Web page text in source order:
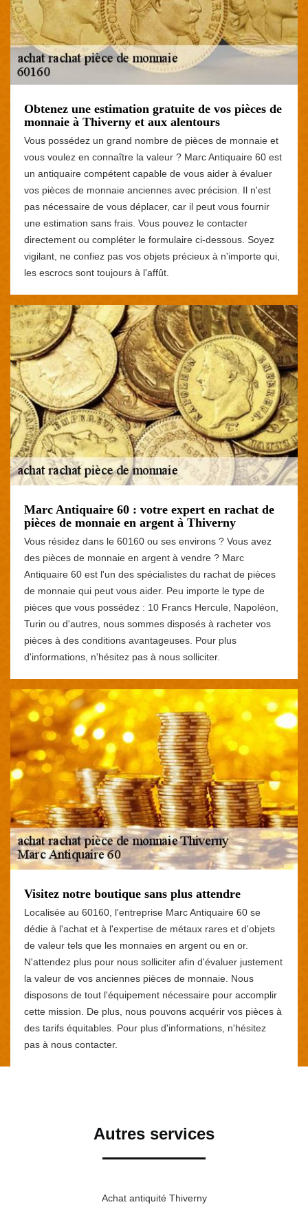
Obtenez une estimation gratuite de vos pièces de
monnaie à Thiverny et aux alentours
Vous possédez un grand nombre de pièces de monnaie et
vous voulez en connaître la valeur ? Marc Antiquaire 60 est
un antiquaire compétent capable de vous aider à évaluer
vos pièces de monnaie anciennes avec précision. Il n'est
pas nécessaire de vous déplacer, car il peut vous fournir
une estimation sans frais. Vous pouvez le contacter
directement ou compléter le formulaire ci-dessous. Soyez
vigilant, ne confiez pas vos objets précieux à n'importe qui,
les escrocs sont toujours à l'affût.
Marc Antiquaire 60 : votre expert en rachat de
pièces de monnaie en argent à Thiverny
Vous résidez dans le 60160 ou ses environs ? Vous avez
des pièces de monnaie en argent à vendre ? Marc
Antiquaire 60 est l'un des spécialistes du rachat de pièces
de monnaie qui peut vous aider. Peu importe le type de
pièces que vous possédez : 10 Francs Hercule, Napoléon,
Turin ou d'autres, nous sommes disposés à racheter vos
pièces à des conditions avantageuses. Pour plus
d'informations, n'hésitez pas à nous solliciter.
Visitez notre boutique sans plus attendre
Localisée au 60160, l'entreprise Marc Antiquaire 60 se
dédie à l'achat et à l'expertise de métaux rares et d'objets
de valeur tels que les monnaies en argent ou en or.
N'attendez plus pour nous solliciter afin d'évaluer justement
la valeur de vos anciennes pièces de monnaie. Nous
disposons de tout l'équipement nécessaire pour accomplir
cette mission. De plus, nous pouvons acquérir vos pièces à
des tarifs équitables. Pour plus d'informations, n'hésitez
pas à nous contacter.
Autres services
Achat antiquité Thiverny